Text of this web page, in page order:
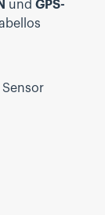
und GPS-
Sensor